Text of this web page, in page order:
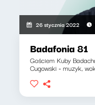
26 stycznia 2022
Badafonia 81
Gościem Kuby
Cugowski - muzyk,